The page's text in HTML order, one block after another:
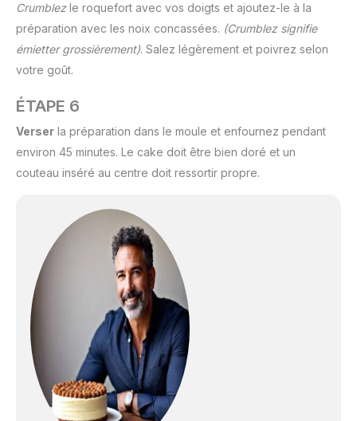
Crumblezle roquefort avec vos doigts et ajoutez-le à la
préparation avec les noix concassées. (Crumblez signifie
émietter grossièrement). Salez légèrement et poivrez selon
votre goût.
ÉTAPE 6
Verser la préparation dans le moule et enfournez pendant
environ 45 minutes. Le cake doit être bien doré et un
couteau inséré au centre doit ressortir propre.